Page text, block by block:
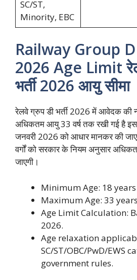
SC/ST,
Minority, EBC
Railway Group
2026 Age Limit
भर्ती 2026 आयु सीमा
रेलवे ग्रुप डी भर्ती 2026 में आवेदक की
अधिकतम आयु 33 वर्ष तक रखी गई है
जनवरी 2026 को आधार मानकर की
वर्गों को सरकार के नियम अनुसार
जाएगी।
Minimum Age: 18 years
Maximum Age: 33 years
Age Limit Calculation:
2026.
Age relaxation
SC/ST/OBC/PwD/EWS
government rules.